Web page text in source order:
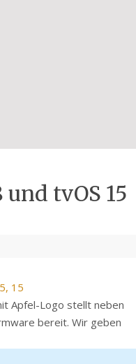
und tvOS 15
Apfel-Logo stellt neben
bereit. Wir geben